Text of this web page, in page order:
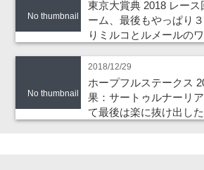
No thumbnail
東京大賞典 2018 レース
ーム、最後もやっぱり
りミルコとルメールの
No thumbnail
2018/12/29
ホープフルステークス
果：サートゥルナーリ
て最後は楽に抜け出した